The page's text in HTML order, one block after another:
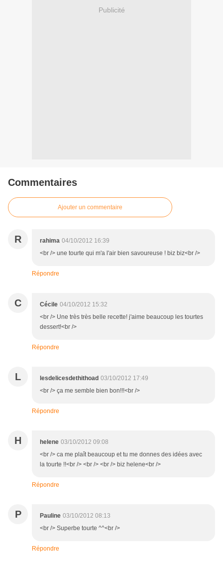
Publicité
Commentaires
Ajouter un commentaire
R rahima 04/10/2012 16:39
<br /> une tourte qui m'a l'air bien savoureuse ! biz biz<br />
Répondre
C Cécile 04/10/2012 15:32
<br /> Une très très belle recette! j'aime beaucoup les tourtes
dessert!<br />
Répondre
L lesdelicesdethithoad 03/10/2012 17:49
<br /> ça me semble bien bon!!!<br />
Répondre
H helene 03/10/2012 09:08
<br /> ca me plaît beaucoup et tu me donnes des idées avec
la tourte !!<br /> <br /> <br /> biz helene<br />
Répondre
P Pauline 03/10/2012 08:13
<br /> Superbe tourte ^^<br />
Répondre